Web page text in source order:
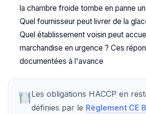
la chambre froide tombe en panne
Quel fournisseur peut livrer de la
Quel établissement voisin peut
marchandise en urgence ? Ces
documentées à l'avance
Les obligations HACCP en
définies par le Règlement CE